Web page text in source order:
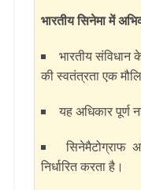
भारतीय सिनेमा में
भारतीय
की स्वतंत्रता एक
यह अधिकार पूर्ण
सिनेमैटोग्राफ
निर्धारित करता है।